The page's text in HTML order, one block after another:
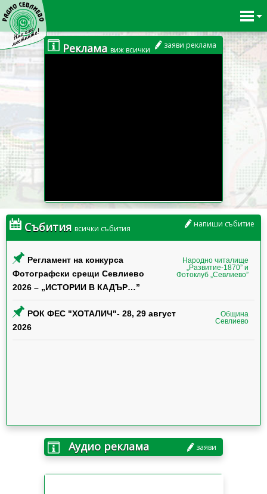
Реклама виж всички заяви реклама
Събития всички събития напиши събитие
Регламент на конкурса
Фотографски срещи Севлиево
2026 – „ИСТОРИИ В КАДЪР…”
Народно читалище
„Развитие-1870” и
Фотоклуб „Севлиево”
РОК ФЕС "ХОТАЛИЧ"- 28, 29 август
2026
Община
Севлиево
Аудио реклама заяви